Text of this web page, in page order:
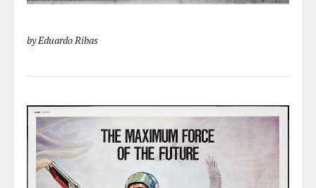
by Eduardo Ribas